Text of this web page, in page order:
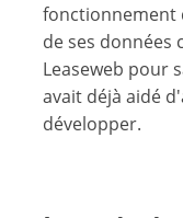
fonctionnement
de ses données
Leaseweb pour
avait déjà aidé
développer.